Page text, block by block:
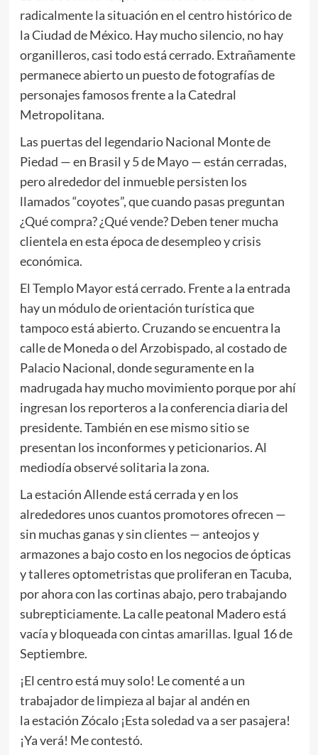
radicalmente la situación en el centro histórico de
la Ciudad de México. Hay mucho silencio, no hay
organilleros, casi todo está cerrado. Extrañamente
permanece abierto un puesto de fotografías de
personajes famosos frente a la Catedral
Metropolitana.
Las puertas del legendario Nacional Monte de
Piedad — en Brasil y 5 de Mayo — están cerradas,
pero alrededor del inmueble persisten los
llamados “coyotes”, que cuando pasas preguntan
¿Qué compra? ¿Qué vende? Deben tener mucha
clientela en esta época de desempleo y crisis
económica.
El Templo Mayor está cerrado. Frente a la entrada
hay un módulo de orientación turística que
tampoco está abierto. Cruzando se encuentra la
calle de Moneda o del Arzobispado, al costado de
Palacio Nacional, donde seguramente en la
madrugada hay mucho movimiento porque por ahí
ingresan los reporteros a la conferencia diaria del
presidente. También en ese mismo sitio se
presentan los inconformes y peticionarios. Al
mediodía observé solitaria la zona.
La estación Allende está cerrada y en los
alrededores unos cuantos promotores ofrecen —
sin muchas ganas y sin clientes — anteojos y
armazones a bajo costo en los negocios de ópticas
y talleres optometristas que proliferan en Tacuba,
por ahora con las cortinas abajo, pero trabajando
subrepticiamente. La calle peatonal Madero está
vacía y bloqueada con cintas amarillas. Igual 16 de
Septiembre.
¡El centro está muy solo! Le comenté a un
trabajador de limpieza al bajar al andén en
la estación Zócalo ¡Esta soledad va a ser pasajera!
¡Ya verá! Me contestó.